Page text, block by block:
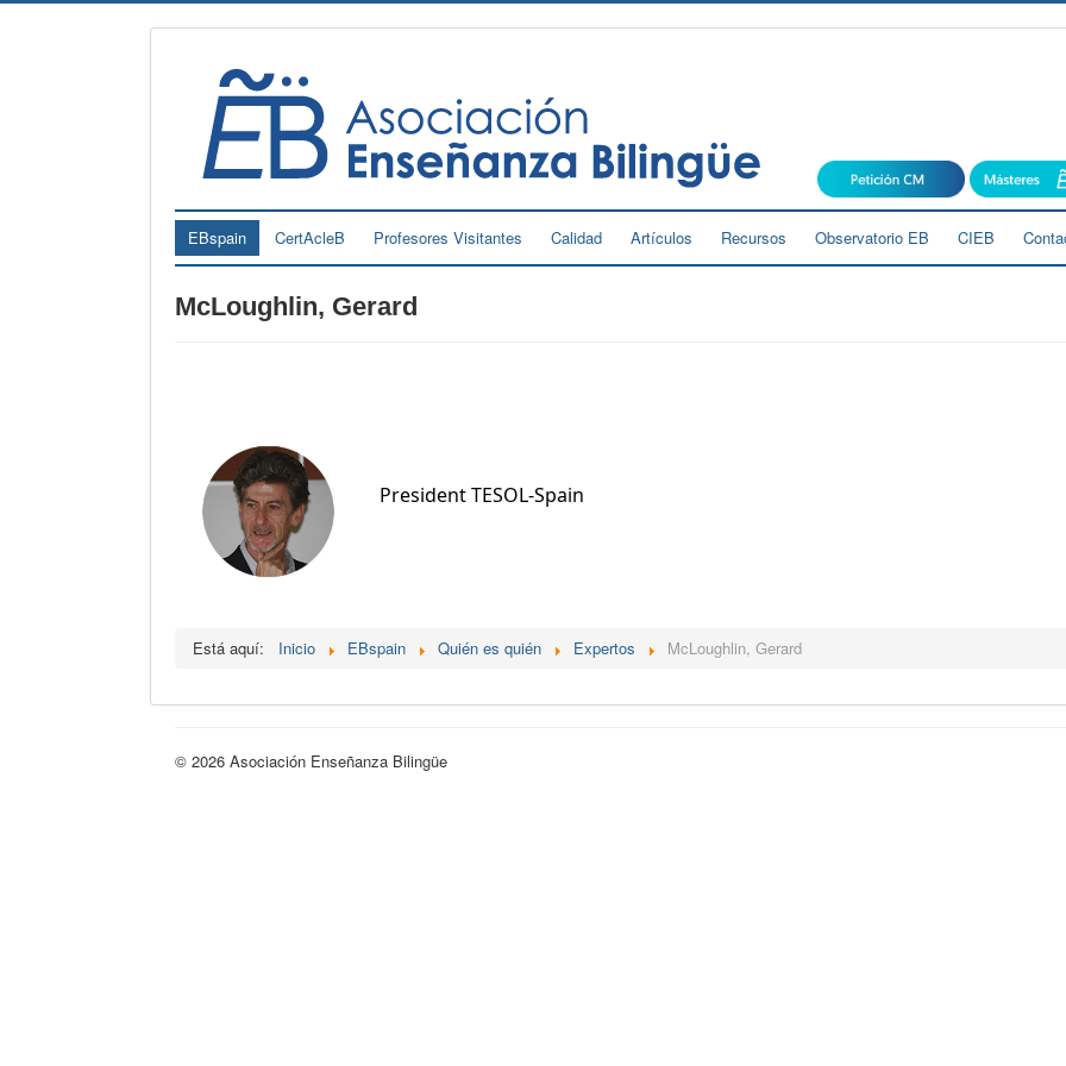
EBspain CertAcleB Profesores Visitantes Calidad Artículos Recursos Observatorio EB CIEB
McLoughlin, Gerard
President TESOL-Spain
Está aquí: Inicio EBspain Quién es quién Expertos McLoughlin, Gerard
© 2026 Asociación Enseñanza Bilingüe